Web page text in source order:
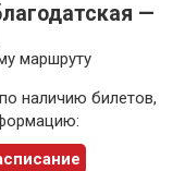
—
маршруту
наличию билетов,